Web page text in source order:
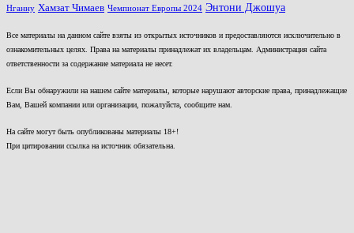
Нганну Хамзат Чимаев Чемпионат Европы 2024 Энтони Джошуа
Все материалы на данном сайте взяты из открытых источников и предоставляются исключительно в
ознакомительных целях. Права на материалы принадлежат их владельцам. Администрация сайта
ответственности за содержание материала не несет.
Если Вы обнаружили на нашем сайте материалы, которые нарушают авторские права, принадлежащие
Вам, Вашей компании или организации, пожалуйста, сообщите нам.
На сайте могут быть опубликованы материалы 18+!
При цитировании ссылка на источник обязательна.